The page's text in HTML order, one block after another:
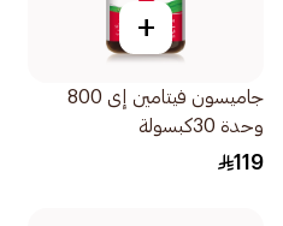
+
جاميسون فيتامين إى 800
وحدة 30كبسولة
119